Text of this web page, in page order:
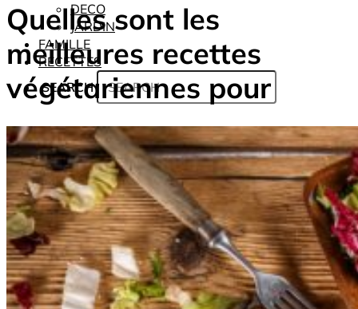
DECO
JARDIN
FAMILLE
RECETTES
SEARCH
Quelles sont les
meilleures recettes
végétariennes pour